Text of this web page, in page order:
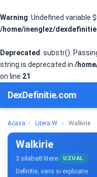
Warning: Undefined variable
/home/inenglez/
Deprecated: substr():
string is deprecated in /
on line 21
DexDefinitie.com
Acasa › Litera W › Walkirie
Walkirie
3 silabe8 litere UZUAL
Definitie, sens si explicatie